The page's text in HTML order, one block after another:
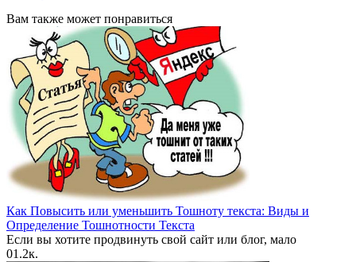
Вам также может понравиться
Как Повысить или уменьшить Тошноту текста: Виды и
Определение Тошнотности Текста
Если вы хотите продвинуть свой сайт или блог, мало
01.2к.